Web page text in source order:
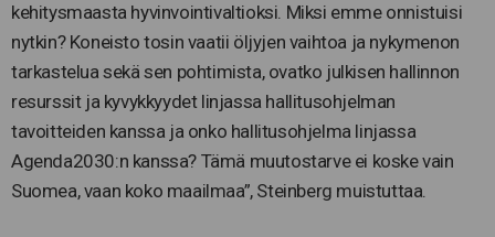
kehitysmaasta hyvinvointivaltioksi. Miksi emme onnistuisi
nytkin? Koneisto tosin vaatii öljyjen vaihtoa ja nykymenon
tarkastelua sekä sen pohtimista, ovatko julkisen hallinnon
resurssit ja kyvykkyydet linjassa hallitusohjelman
tavoitteiden kanssa ja onko hallitusohjelma linjassa
Agenda2030:n kanssa? Tämä muutostarve ei koske vain
Suomea, vaan koko maailmaa”, Steinberg muistuttaa.